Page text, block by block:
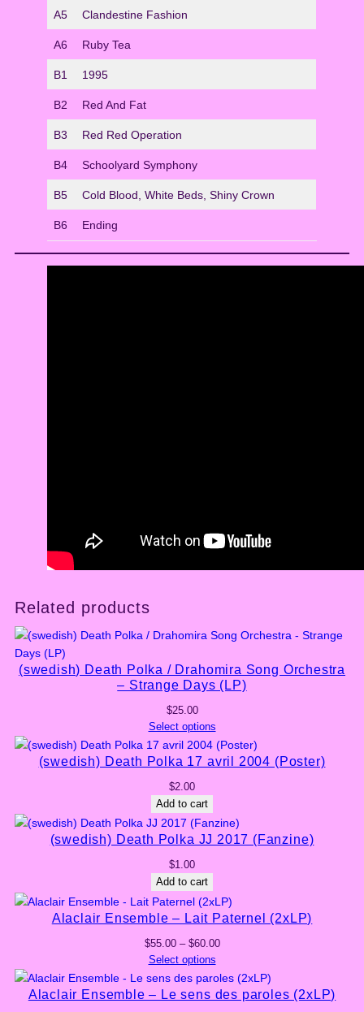
A5 Clandestine Fashion
A6 Ruby Tea
B1 1995
B2 Red And Fat
B3 Red Red Operation
B4 Schoolyard Symphony
B5 Cold Blood, White Beds, Shiny Crown
B6 Ending
Related products
(swedish) Death Polka / Drahomira Song Orchestra
– Strange Days (LP)
$25.00
Select options
(swedish) Death Polka 17 avril 2004 (Poster)
$2.00
Add to cart
(swedish) Death Polka JJ 2017 (Fanzine)
$1.00
Add to cart
Alaclair Ensemble – Lait Paternel (2xLP)
$55.00 – $60.00Price
$55.00
through
Select options
Alaclair Ensemble – Le sens des paroles (2xLP)